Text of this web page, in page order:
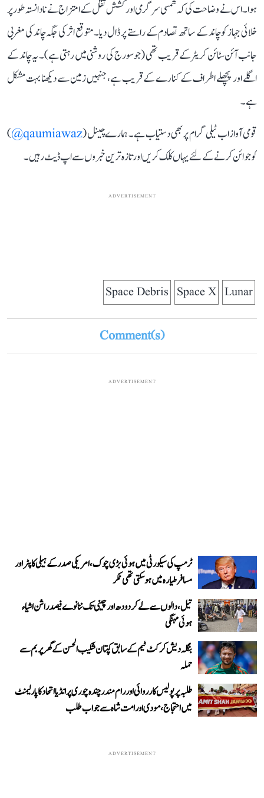
ہوا۔ اس نے وضاحت کی کہ شمسی سرگرمی اور کشش ثقل کے امتزاج نے نادانستہ طور پر
خلائی جہاز کو چاند کے ساتھ تصادم کے راستے پر ڈال دیا۔ متوقع اثر کی جگہ چاند کی مغربی
جانب آئن سٹائن کریٹر کے قریب تھی (جو سورج کی روشنی میں رہتی ہے)۔ یہ چاند کے
اگلے اور پچھلے اطراف کے کنارے کے قریب ہے، جنہیں زمین سے دیکھنا بہت مشکل
ہے۔
قومی آواز اب ٹیلی گرام پر بھی دستیاب ہے۔ ہمارے چینل (qaumiawaz@
)
کو جوائن کرنے کے لئے یہاں کلک کریں اور تازہ ترین خبروں سے اپ ڈیٹ رہیں۔
ADVERTISEMENT
Lunar
Space X
Space Debris
Comment(s)
ADVERTISEMENT
ٹرمپ کی سیکورٹی میں ہوئی بڑی چوک، امریکی صدر کے ہیلی کاپٹر اور
مسافر طیارہ میں ہو سکتی تھی ٹکر
تیل، دالوں سے لے کر دودھ اور چینی تک ننانوے فیصد راشن اشیاء
ہوئی مہنگی
بنگلہ دیش کرکٹ ٹیم کے سابق کپتان شکیب الحسن کے گھر پر بم سے
حملہ
طلبہ پر پولیس کارروائی اور رام مندر چندہ چوری پر انڈیا اتحاد کا پارلیمنٹ
میں احتجاج، مودی اور امت شاہ سے جواب طلب
ADVERTISEMENT